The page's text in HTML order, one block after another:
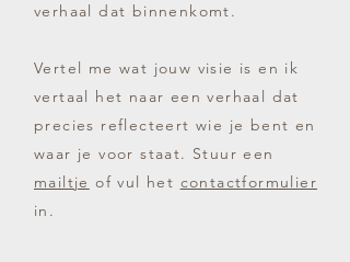
verhaal dat binnenkomt.
Vertel me wat jouw visie is en ik
vertaal het naar een verhaal dat
precies reflecteert wie je bent en
waar je voor staat. Stuur een
mailtje of vul het contactformulier
in.